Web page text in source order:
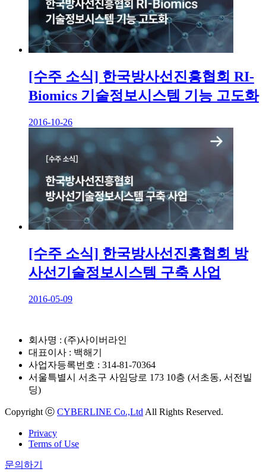
[수주 소식] 한국방사선진흥협회 RI-
Biomics 기술정보시스템 기능 고도화
2016-10-26
[수주 소식] 한국방사선진흥협회 방
사선기술정보시스템 구축 사업
2016-05-09
회사명 : (주)사이버라인
대표이사 : 백해기
사업자등록번호 : 314-81-70364
서울특별시 서초구 사임당로 173 10층 (서초동, 서전빌
딩)
Copyright ⓒ CYBERLINE Co.,Ltd All Rights Reserved.
Privacy
Terms of Use
문의하기